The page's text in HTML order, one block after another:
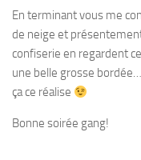
En terminant vous me
de neige et
confiserie en regardent
une belle grosse
ça ce réalise
Bonne soirée gang!